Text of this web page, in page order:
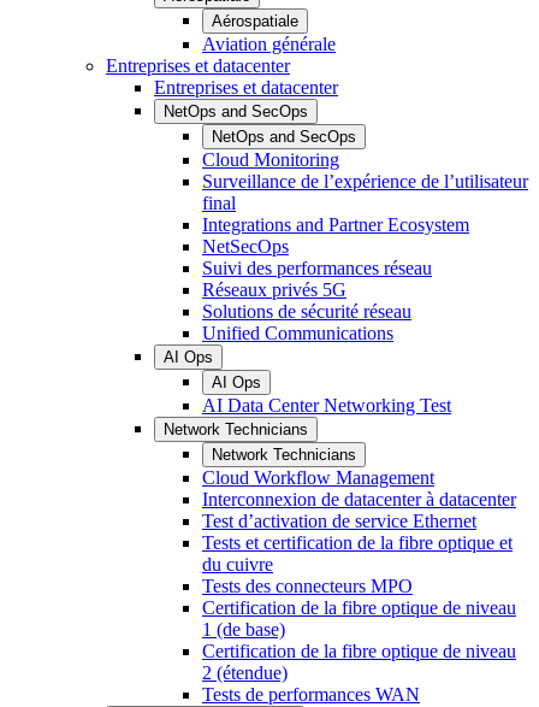
Aérospatiale
Aviation générale
Entreprises et datacenter
Entreprises et datacenter
NetOps and SecOps
NetOps and SecOps
Cloud Monitoring
Surveillance de l’expérience de l’utilisateur
final
Integrations and Partner Ecosystem
NetSecOps
Suivi des performances réseau
Réseaux privés 5G
Solutions de sécurité réseau
Unified Communications
AI Ops
AI Ops
AI Data Center Networking Test
Network Technicians
Network Technicians
Cloud Workflow Management
Interconnexion de datacenter à datacenter
Test d’activation de service Ethernet
Tests et certification de la fibre optique et
du cuivre
Tests des connecteurs MPO
Certification de la fibre optique de niveau
1 (de base)
Certification de la fibre optique de niveau
2 (étendue)
Tests de performances WAN